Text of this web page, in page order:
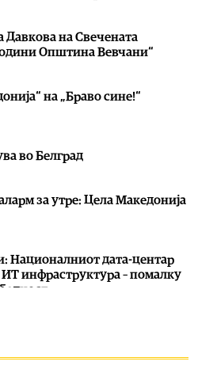
Давкова на Свечената
Општина Вевчани“
на „Браво сине!“
во Белград
за утре: Цела Македонија
Националниот дата-центар
инфраструктура – помалку